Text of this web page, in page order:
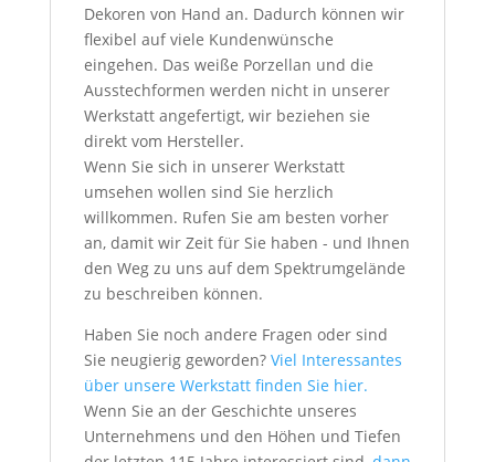
Dekoren von Hand an. Dadurch können wir
flexibel auf viele Kundenwünsche
eingehen. Das weiße Porzellan und die
Ausstechformen werden nicht in unserer
Werkstatt angefertigt, wir beziehen sie
direkt vom Hersteller.
Wenn Sie sich in unserer Werkstatt
umsehen wollen sind Sie herzlich
willkommen. Rufen Sie am besten vorher
an, damit wir Zeit für Sie haben - und Ihnen
den Weg zu uns auf dem Spektrumgelände
zu beschreiben können.
Haben Sie noch andere Fragen oder sind
Sie neugierig geworden?Viel Interessantes
über unsere Werkstatt finden Sie hier.
Wenn Sie an der Geschichte unseres
Unternehmens und den Höhen und Tiefen